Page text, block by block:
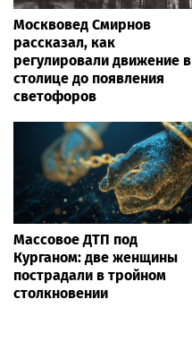
Москвовед Смирнов
рассказал, как
регулировали движение в
столице до появления
светофоров
Массовое ДТП под
Курганом: две женщины
пострадали в тройном
столкновении